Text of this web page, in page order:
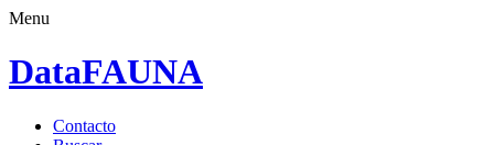
Menu
DataFAUNA
Saltar
Contacto